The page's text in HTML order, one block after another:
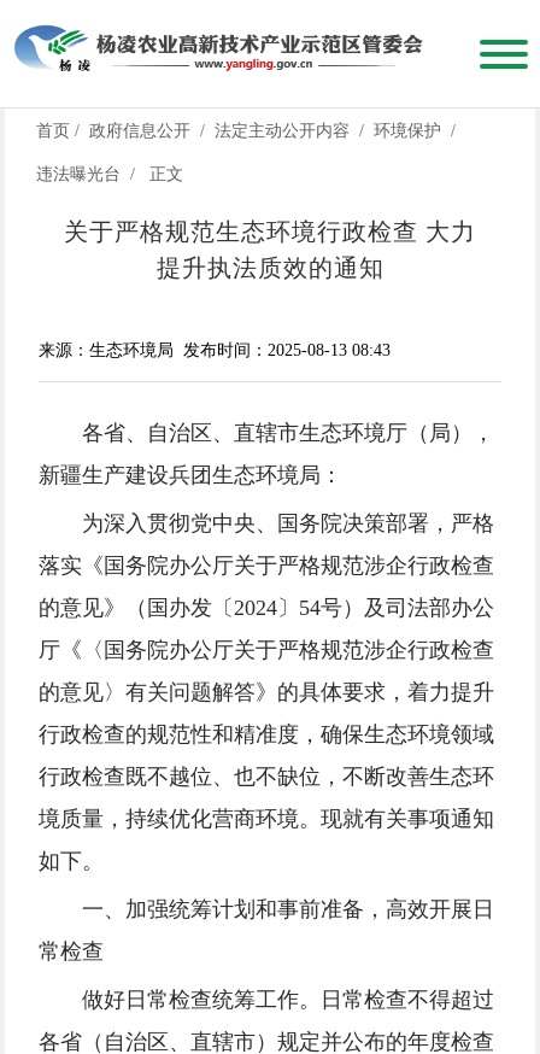
首页 / 政府信息公开 / 法定主动公开内容 / 环境保护 /
违法曝光台 / 正文
关于严格规范生态环境行政检查 大力
提升执法质效的通知
来源：生态环境局 发布时间：2025-08-13 08:43
各省、自治区、直辖市生态环境厅（局），
新疆生产建设兵团生态环境局：
为深入贯彻党中央、国务院决策部署，严格
落实《国务院办公厅关于严格规范涉企行政检查
的意见》（国办发〔2024〕54号）及司法部办公
厅《〈国务院办公厅关于严格规范涉企行政检查
的意见〉有关问题解答》的具体要求，着力提升
行政检查的规范性和精准度，确保生态环境领域
行政检查既不越位、也不缺位，不断改善生态环
境质量，持续优化营商环境。现就有关事项通知
如下。
一、加强统筹计划和事前准备，高效开展日
常检查
做好日常检查统筹工作。日常检查不得超过
各省（自治区、直辖市）规定并公布的年度检查